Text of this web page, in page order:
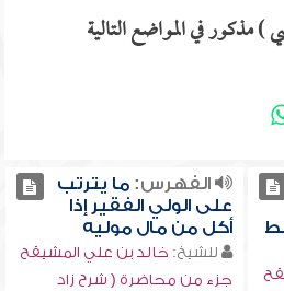
مذكور في المواضع التالية
الفهرس:ما يترتب
على الولي الفقير إذا
أكل من مال موليه
للشيخ: خالد بن علي المشيقح
جزء من محاضرة ( شرح زاد